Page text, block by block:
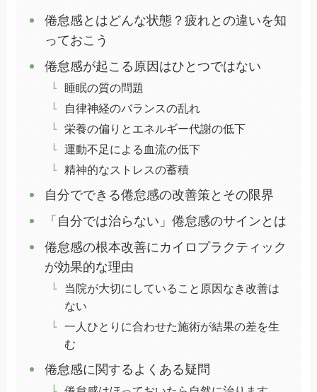
倦怠感とはどんな状態？疲れとの違いを知
っておこう
倦怠感が起こる原因はひとつではない
睡眠の質の問題
自律神経のバランスの乱れ
栄養の偏りとエネルギー代謝の低下
運動不足による血流の低下
精神的なストレスの蓄積
自分でできる倦怠感の改善策とその限界
「自分では治らない」倦怠感のサインとは
倦怠感の根本改善にカイロプラクティック
が効果的な理由
当院が大切にしていること原因なき改善は
ない
一人ひとりに合わせた施術が結果の差を生
む
倦怠感に関するよくある疑問